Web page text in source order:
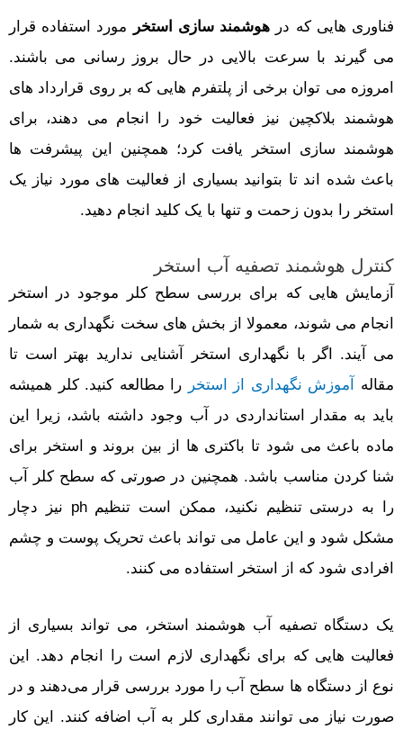
فناوری هایی که در هوشمند سازی استخر
مورد استفاده قرار
می گیرند با سرعت بالایی در حال بروز رسانی می باشند.
امروزه می توان برخی از پلتفرم هایی که بر روی قرارداد های
هوشمند بلاکچین نیز فعالیت خود را انجام می دهند، برای
هوشمند سازی استخر یافت کرد؛ همچنین این پیشرفت ها
باعث شده اند تا بتوانید بسیاری از فعالیت های مورد نیاز یک
استخر را بدون زحمت و تنها با یک کلید انجام دهید.
کنترل هوشمند تصفیه آب استخر
آزمایش هایی که برای بررسی سطح کلر موجود در استخر
انجام می شوند، معمولا از بخش های سخت نگهداری به شمار
می آیند. اگر با نگهداری استخر آشنایی ندارید بهتر است تا
مقاله
آموزش نگهداری از استخر
را مطالعه کنید. کلر همیشه
باید به مقدار استانداردی در آب وجود داشته باشد، زیرا این
ماده باعث می شود تا باکتری ها از بین بروند و استخر برای
شنا کردن مناسب باشد. همچنین در صورتی که سطح کلر آب
را به درستی تنظیم نکنید، ممکن است تنظیم ph نیز دچار
مشکل شود و این عامل می تواند باعث تحریک پوست و چشم
افرادی شود که از استخر استفاده می کنند.
یک دستگاه تصفیه آب هوشمند استخر، می تواند بسیاری از
فعالیت هایی که برای نگهداری لازم است را انجام دهد. این
نوع از دستگاه ها سطح آب را مورد بررسی قرار می‌دهند و در
صورت نیاز می توانند مقداری کلر به آب اضافه کنند. این کار